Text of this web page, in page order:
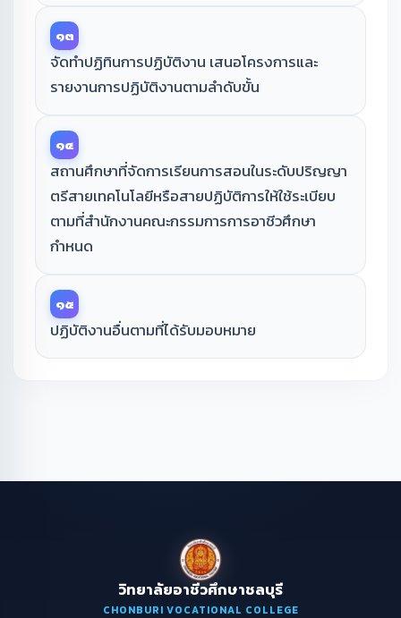
๑๓
จัดทำปฏิทินการปฏิบัติงาน เสนอโครงการและ
รายงานการปฏิบัติงานตามลำดับขั้น
๑๔
สถานศึกษาที่จัดการเรียนการสอนในระดับปริญญา
ตรีสายเทคโนโลยีหรือสายปฏิบัติการให้ใช้ระเบียบ
ตามที่สำนักงานคณะกรรมการการอาชีวศึกษา
กำหนด
๑๕
ปฏิบัติงานอื่นตามที่ได้รับมอบหมาย
วิทยาลัยอาชีวศึกษาชลบุรี
CHONBURI VOCATIONAL COLLEGE